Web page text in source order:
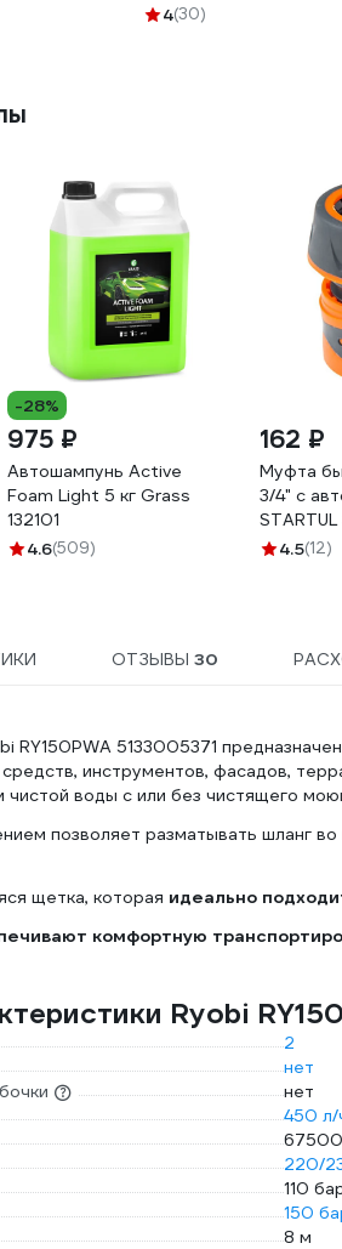
4(30)
-28%
975 ₽
Автошампунь Active
Foam Light 5 кг Grass
132101
4.6(509)
162 ₽
Муфта
3/4" с
4.5(12)
ОТЗЫВЫ 30
RY150PWA 5133005371
инструментов, фасадов,
чистой воды с или без чистящего
позволяет разматывать шланг во
щетка, которая идеально
комфортную
Ryobi
2
нет
нет
450 л/
67500
220/
110
150
8 м